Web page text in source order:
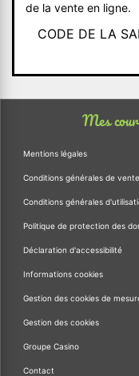
de la vente en ligne.
CODE DE LA
Mes
Mentions légales
Conditions générales de vente
Conditions générales
Politique de protection des
Déclaration d'accessibilité
Informations cookies
Gestion des cookies de
Gestion des cookies
Groupe Casino
Contact